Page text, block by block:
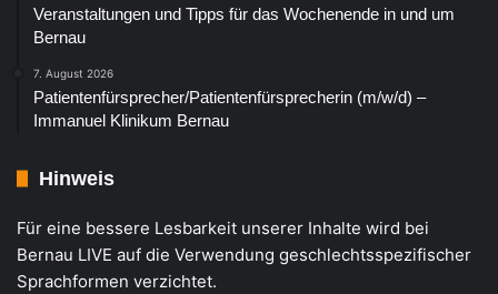
Veranstaltungen und Tipps für das Wochenende in und um
Bernau
7. August 2026
Patientenfürsprecher/Patientenfürsprecherin (m/w/d) –
Immanuel Klinikum Bernau
Hinweis
Für eine bessere Lesbarkeit unserer Inhalte wird bei
Bernau LIVE auf die Verwendung geschlechtsspezifischer
Sprachformen verzichtet.